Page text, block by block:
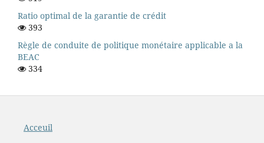
Ratio optimal de la garantie de crédit
393
Règle de conduite de politique monétaire applicable a la
BEAC
334
Acceuil